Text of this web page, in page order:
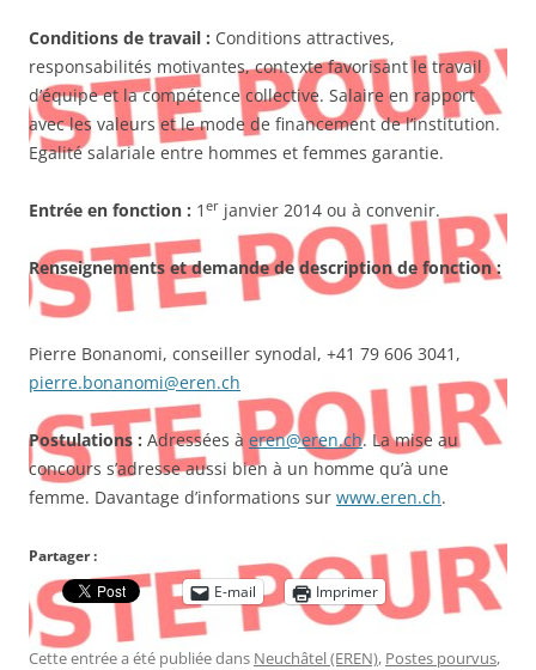
Conditions de travail : Conditions attractives,
responsabilités motivantes, contexte favorisant le travail
d’équipe et la compétence collective. Salaire en rapport
avec les valeurs et le mode de financement de l’institution.
Egalité salariale entre hommes et femmes garantie.
Entrée en fonction : 1 er janvier 2014 ou à convenir.
Renseignements et demande de description de fonction :
Pierre Bonanomi, conseiller synodal, +41 79 606 3041,
pierre.bonanomi@eren.ch
Postulations : Adressées à eren@eren.ch. La mise au
concours s’adresse aussi bien à un homme qu’à une
femme. Davantage d’informations sur www.eren.ch.
Partager :
E-mail
Imprimer
Cette entrée a été publiée dans Neuchâtel (EREN), Postes pourvus,